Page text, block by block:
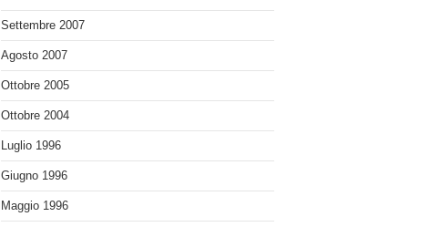
Settembre 2007
Agosto 2007
Ottobre 2005
Ottobre 2004
Luglio 1996
Giugno 1996
Maggio 1996